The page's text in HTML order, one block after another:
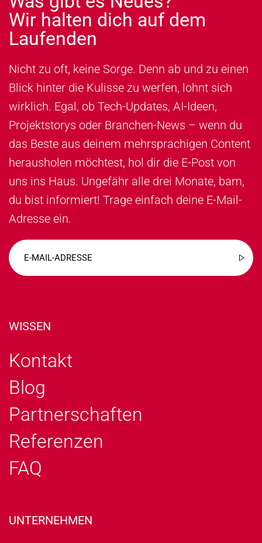
Wir halten dich auf dem
Laufenden
Nicht zu oft, keine Sorge. Denn ab und zu einen
Blick hinter die Kulisse zu werfen, lohnt sich
wirklich. Egal, ob Tech-Updates, AI-Ideen,
Projektstorys oder Branchen-News – wenn du
das Beste aus deinem mehrsprachigen Content
herausholen möchtest, hol dir die E-Post von
uns ins Haus. Ungefähr alle drei Monate, bam,
du bist informiert! Trage einfach deine E-Mail-
Adresse ein.
WISSEN
Kontakt
Blog
Partnerschaften
Referenzen
FAQ
UNTERNEHMEN